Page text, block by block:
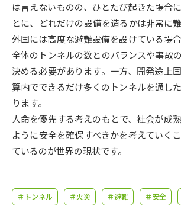
併願校選び 受験スケジ
先輩が入学を決めた理由 テレメー
新生活お役立ちガイド
学問発見
は言えないものの、ひとたび起きた場合
とに、どれだけの設備を造るかは非常に
外国には高度な避難設備を設けている場
全体のトンネルの数とのバランスや事故
決める必要があります。一方、開発途上
算内でできるだけ多くのトンネルを通し
ります。
人命を優先する考えのもとで、社会が成
ように安全を確保すべきかを考えていく
ているのが世界の現状です。
＃トンネル ＃火災 ＃避難 ＃安全